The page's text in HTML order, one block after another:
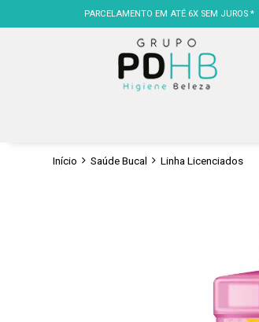
PARCELAMENTO EM ATÉ 6X SEM JUROS *
Início Saúde Bucal Linha Licenciados